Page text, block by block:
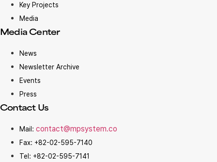
Key Projects
Media
Media Center
News
Newsletter Archive
Events
Press
Contact Us
Mail: contact@mpsystem.co
Fax: +82-02-595-7140
Tel: +82-02-595-7141